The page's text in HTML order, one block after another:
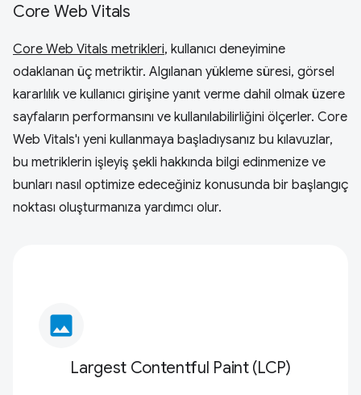
Core Web Vitals
Core Web Vitals metrikleri, kullanıcı deneyimine
odaklanan üç metriktir. Algılanan yükleme süresi, görsel
kararlılık ve kullanıcı girişine yanıt verme dahil olmak üzere
sayfaların performansını ve kullanılabilirliğini ölçerler. Core
Web Vitals'ı yeni kullanmaya başladıysanız bu kılavuzlar,
bu metriklerin işleyiş şekli hakkında bilgi edinmenize ve
bunları nasıl optimize edeceğiniz konusunda bir başlangıç
noktası oluşturmanıza yardımcı olur.
image
Largest Contentful Paint (LCP)